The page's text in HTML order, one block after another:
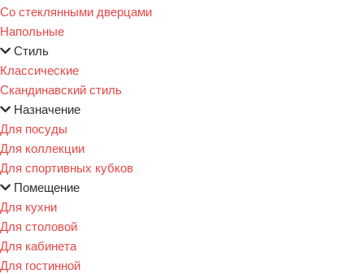
Со стеклянными дверцами
Напольные
Стиль
Классические
Скандинавский стиль
Назначение
Для посуды
Для коллекции
Для спортивных кубков
Помещение
Для кухни
Для столовой
Для кабинета
Для гостинной